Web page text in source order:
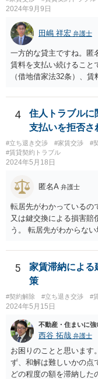
2024年9月9日
田嶋 祥宏 弁護士
一方的な貸主ですね。匿
賃料を支払い続けること
（借地借家法32条）、
は、「契約条件にかかわ
とされています。 「不
を示す同種賃貸物件の
ませんよね。ご相談者
いと思われることと、１
相当」という判断ができ
意の上で行う」という
4.20）では、このような
とされているため（本当
は不合理だからという考
ういう意味です。）、契
いう理論になると思いま
合、増額を正当とする
料）を支払えば足りる
なら受け取らない」な
料を供託してください。
がありますので、注意が
4
住人トラブルに
支払いを拒否さ
#立ち退き交渉 #家賃交渉 #
#賃貸契約トラブル
2024年5月18日
匿名A 弁護士
転居先がわかっているの
又は鍵交換による損害賠
う。 転居先がわからな
で、適切な対応が望めな
をご検討ください。
5
家賃滞納による
策
#契約解除 #立ち退き交渉 #
2024年5月15日
不動産・住まいに強
西谷 拓哉 弁護士
お困りのことと思います
ず、和解は難しいかの点
どの程度の額を滞納した